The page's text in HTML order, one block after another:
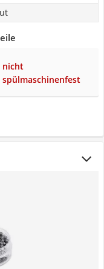
nicht
spülmaschinenfest